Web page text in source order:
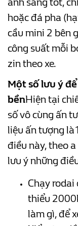
hoặc đá pha
cầu mini 2 bên
công suất mỗi
zin theo xe.
Một số lưu ý
bềnHiện tại
số vô cùng ấn
liệu ấn tượng
điều này, theo
lưu ý những
Chạy rodai
thiểu
làm gì, để